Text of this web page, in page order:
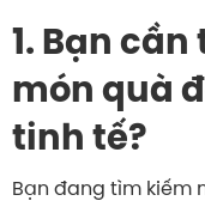
1. Bạn
món quà
tinh tế?
Bạn đang tìm kiếm